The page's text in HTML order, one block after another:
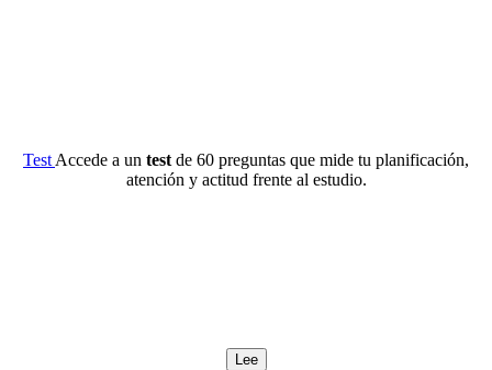
Test Accede a un test de 60 preguntas que mide tu planificación,
atención y actitud frente al estudio.
Lee